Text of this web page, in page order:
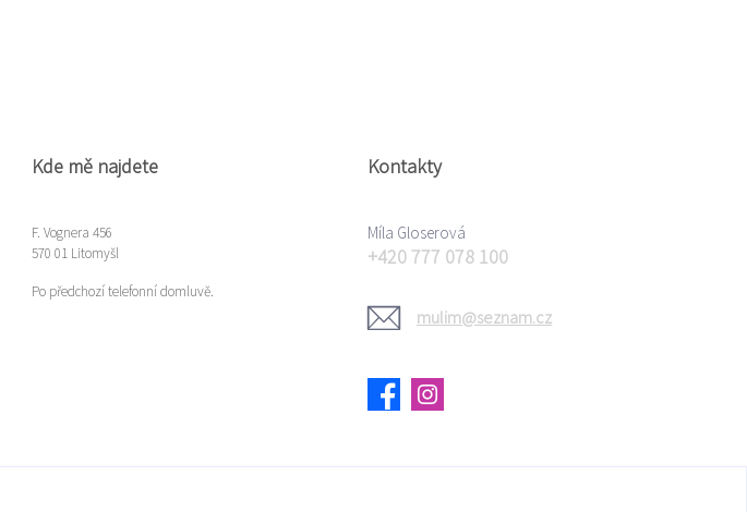
Kde mě najdete
F. Vognera 456
570 01 Litomyšl
Po předchozí telefonní domluvě.
Kontakty
Míla Gloserová
+420 777 078 100
mulim@seznam.cz